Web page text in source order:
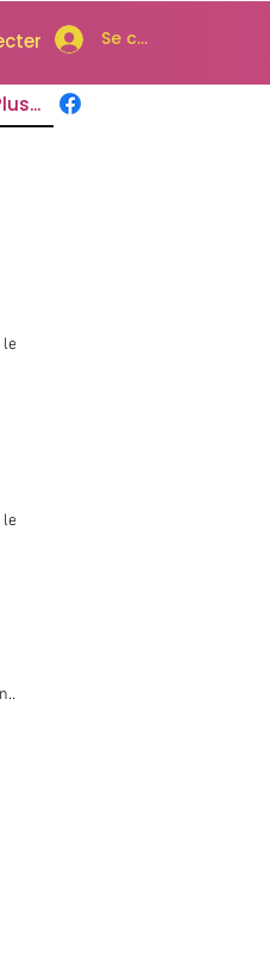
Se connecter
le
le